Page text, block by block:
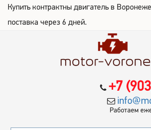
Купить контрактны двигатель в
поставка через 6 дней.
+7
Работаем